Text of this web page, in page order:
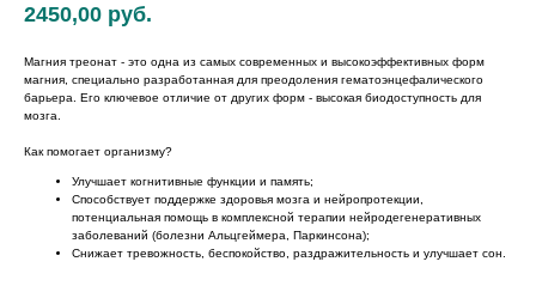
2450,00 руб.
Магния треонат - это одна из самых современных и высокоэффективных форм
магния, специально разработанная для преодоления гематоэнцефалического
барьера. Его ключевое отличие от других форм - высокая биодоступность для
мозга.
Как помогает организму?
Улучшает когнитивные функции и память;
Способствует поддержке здоровья мозга и нейропротекции,
потенциальная помощь в комплексной терапии нейродегенеративных
заболеваний (болезни Альцгеймера, Паркинсона);
Снижает тревожность, беспокойство, раздражительность и улучшает сон.